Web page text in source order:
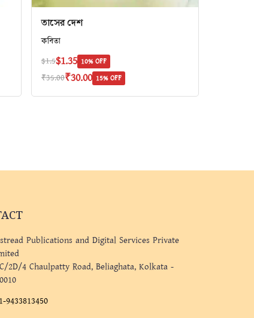
তাসের দেশ
কবিতা
$1.5$1.35 10% OFF
₹35.00₹30.00 15% OFF
Publications and Digital Services Private
2D/4 Chaulpatty Road, Beliaghata, Kolkata -
9433813450